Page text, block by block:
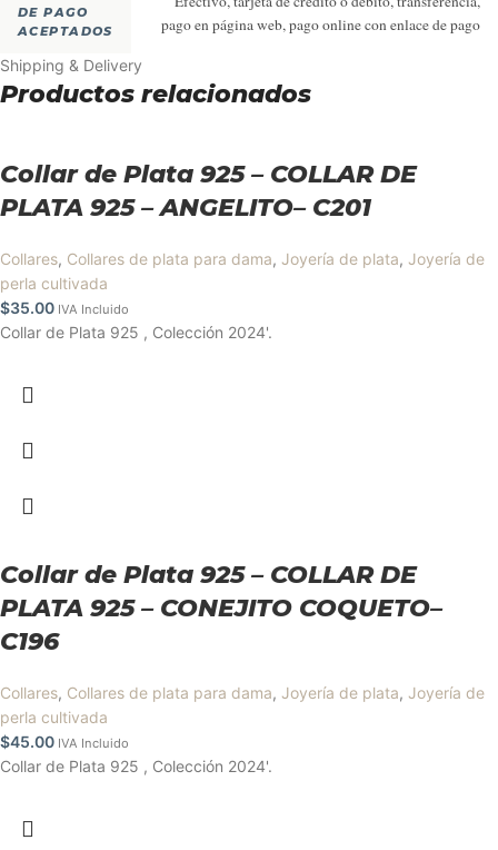
DE PAGO
ACEPTADOS
pago en página web, pago online con enlace de pago
Shipping & Delivery
Productos relacionados
Collar de Plata 925 – COLLAR DE
PLATA 925 – ANGELITO– C201
Collares, Collares de plata para dama, Joyería de plata, Joyería de
perla cultivada
$35.00 IVA Incluido
Collar de Plata 925 , Colección 2024'.
Collar de Plata 925 – COLLAR DE
PLATA 925 – CONEJITO COQUETO–
C196
Collares, Collares de plata para dama, Joyería de plata, Joyería de
perla cultivada
$45.00 IVA Incluido
Collar de Plata 925 , Colección 2024'.